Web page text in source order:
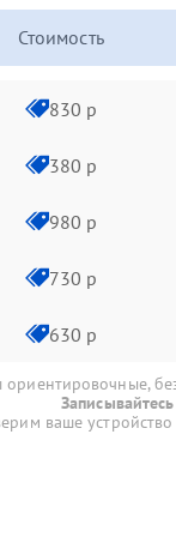
Стоимость
830 р
380 р
980 р
730 р
630 р
ваше